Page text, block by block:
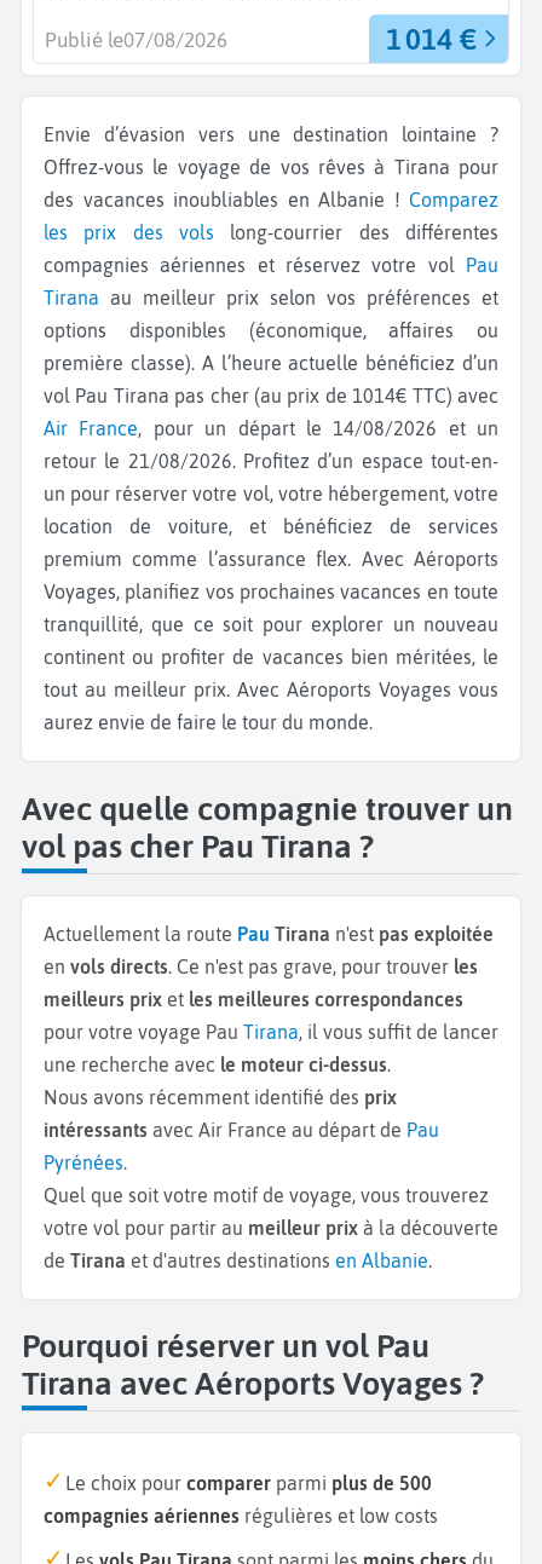
1 014 €
Publié le07/08/2026
Envie d’évasion vers une destination lointaine ?
Offrez-vous le voyage de vos rêves à Tirana pour
des vacances inoubliables en Albanie ! Comparez
les prix des vols long-courrier des différentes
compagnies aériennes et réservez votre vol Pau
Tirana au meilleur prix selon vos préférences et
options disponibles (économique, affaires ou
première classe). A l’heure actuelle bénéficiez d’un
vol Pau Tirana pas cher (au prix de 1014€ TTC) avec
Air France, pour un départ le 14/08/2026 et un
retour le 21/08/2026. Profitez d’un espace tout-en-
un pour réserver votre vol, votre hébergement, votre
location de voiture, et bénéficiez de services
premium comme l’assurance flex. Avec Aéroports
Voyages, planifiez vos prochaines vacances en toute
tranquillité, que ce soit pour explorer un nouveau
continent ou profiter de vacances bien méritées, le
tout au meilleur prix. Avec Aéroports Voyages vous
aurez envie de faire le tour du monde.
Avec quelle compagnie trouver un
vol pas cher Pau Tirana ?
Actuellement la route Pau Tirana n'est pas exploitée
en vols directs. Ce n'est pas grave, pour trouver les
meilleurs prix et les meilleures correspondances
pour votre voyage Pau Tirana, il vous suffit de lancer
une recherche avec le moteur ci-dessus.
Nous avons récemment identifié des prix
intéressants avec Air France au départ de Pau
Pyrénées.
Quel que soit votre motif de voyage, vous trouverez
votre vol pour partir au meilleur prix à la découverte
de Tirana et d'autres destinations en Albanie.
Pourquoi réserver un vol Pau
Tirana avec Aéroports Voyages ?
Le choix pour comparer parmi plus de 500
compagnies aériennes régulières et low costs